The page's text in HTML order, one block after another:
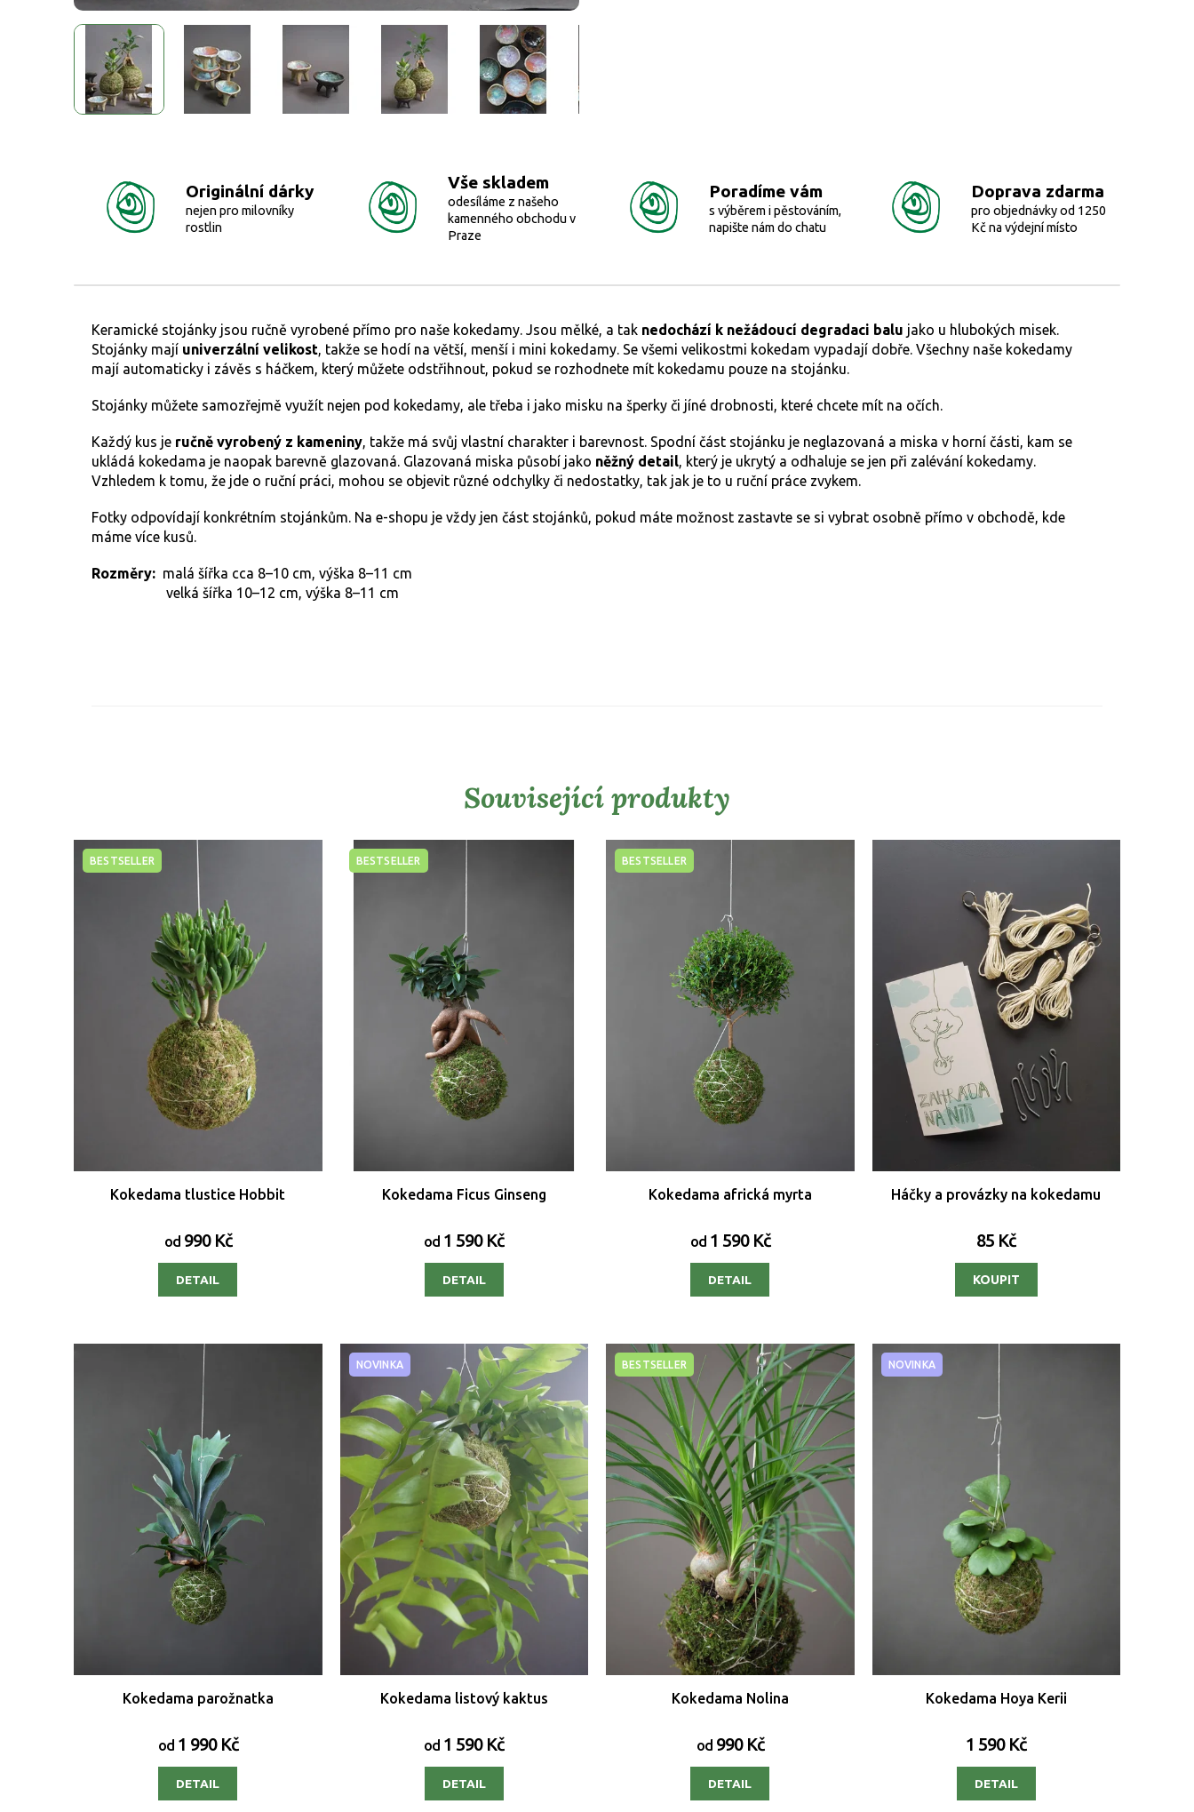
Originální dárky
nejen pro milovníky
rostlin
Vše skladem
odesíláme z našeho
kamenného obchodu v
Praze
Poradíme vám
s výběrem i pěstováním,
napište nám do chatu
Doprava zdarma
pro objednávky od 1250
Kč na výdejní místo
Související produkty
BESTSELLER
Kokedama tlustice Hobbit
od990 Kč
DETAIL
BESTSELLER
Kokedama Ficus Ginseng
od 1 590 Kč
DETAIL
BESTSELLER
Kokedama africká myrta
od1 590 Kč
DETAIL
Háčky a provázky na kokedamu
85 Kč
Kokedama parožnatka
od1 990 Kč
DETAIL
NOVINKA
Kokedama listový kaktus
od 1 590 Kč
DETAIL
BESTSELLER
Kokedama Nolina
od990 Kč
DETAIL
NOVINKA
Kokedama Hoya Kerii
1 590 Kč
DETAIL
Keramické stojánky jsou ručně vyrobené přímo pro naše kokedamy. Jsou mělké, a tak nedochází k nežádoucí degradaci balu jako u hlubokých misek.
Stojánky mají univerzální velikost, takže se hodí na větší, menší i mini kokedamy. Se všemi velikostmi kokedam vypadají dobře. Všechny naše kokedamy
mají automaticky i závěs s háčkem, který můžete odstřihnout, pokud se rozhodnete mít kokedamu pouze na stojánku.
Stojánky můžete samozřejmě využít nejen pod kokedamy, ale třeba i jako misku na šperky či jíné drobnosti, které chcete mít na očích.
Každý kus je ručně vyrobený z kameniny, takže má svůj vlastní charakter i barevnost. Spodní část stojánku je neglazovaná a miska v horní části, kam se
ukládá kokedama je naopak barevně glazovaná. Glazovaná miska působí jako něžný detail, který je ukrytý a odhaluje se jen při zalévání kokedamy.
Vzhledem k tomu, že jde o ruční práci, mohou se objevit různé odchylky či nedostatky, tak jak je to u ruční práce zvykem.
Fotky odpovídají konkrétním stojánkům. Na e-shopu je vždy jen část stojánků, pokud máte možnost zastavte se si vybrat osobně přímo v obchodě, kde
máme více kusů.
Rozměry: malá šířka cca 8–10 cm, výška 8–11 cm
velká šířka 10–12 cm, výška 8–11 cm